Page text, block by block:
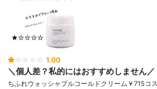
1.00
＼個人差？私的にはおすすめしません／
ちふれウォッシャブルコールドクリーム￥715コ